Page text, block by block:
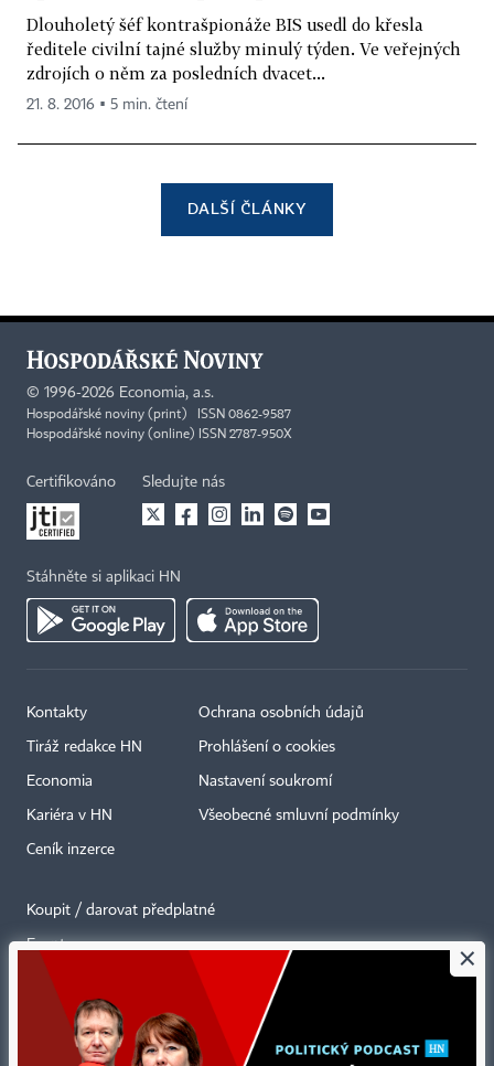
Dlouholetý šéf kontrašpionáže BIS usedl do křesla
ředitele civilní tajné služby minulý týden. Ve veřejných
zdrojích o něm za posledních dvacet...
21. 8. 2016 ▪ 5 min. čtení
DALŠÍ ČLÁNKY
© 1996-2026 Economia, a.s.
Hospodářské noviny (print) ISSN 0862-9587
Hospodářské noviny (online) ISSN 2787-950X
Certifikováno Sledujte nás
Stáhněte si aplikaci HN
Kontakty
Tiráž redakce HN
Economia
Kariéra v HN
Ceník inzerce
Ochrana osobních údajů
Prohlášení o cookies
Nastavení soukromí
Všeobecné smluvní podmínky
Koupit / darovat předplatné
Eventy
Newslettery
RSS kanály
×